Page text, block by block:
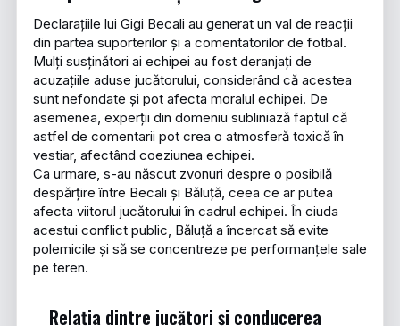
Declarațiile lui Gigi Becali au generat un val de reacții
din partea suporterilor și a comentatorilor de fotbal.
Mulți susținători ai echipei au fost deranjați de
acuzațiile aduse jucătorului, considerând că acestea
sunt nefondate și pot afecta moralul echipei. De
asemenea, experții din domeniu subliniază faptul că
astfel de comentarii pot crea o atmosferă toxică în
vestiar, afectând coeziunea echipei.
Ca urmare, s-au născut zvonuri despre o posibilă
despărțire între Becali și Băluță, ceea ce ar putea
afecta viitorul jucătorului în cadrul echipei. În ciuda
acestui conflict public, Băluță a încercat să evite
polemicile și să se concentreze pe performanțele sale
pe teren.
Relația dintre jucători și conducerea